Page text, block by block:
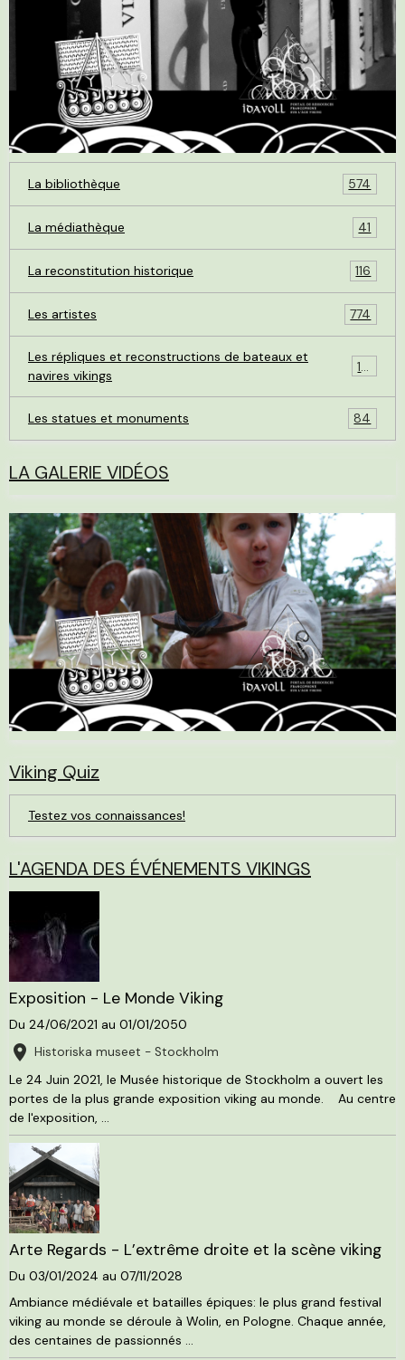
La bibliothèque 574
La médiathèque 41
La reconstitution historique 116
Les artistes 774
Les répliques et reconstructions de bateaux et
navires vikings
119
Les statues et monuments 84
LA GALERIE VIDÉOS
Viking Quiz
Testez vos connaissances!
L'AGENDA DES ÉVÉNEMENTS VIKINGS
Exposition - Le Monde Viking
Du 24/06/2021 au 01/01/2050
Historiska museet - Stockholm
Le 24 Juin 2021, le Musée historique de Stockholm a ouvert les
portes de la plus grande exposition viking au monde. Au centre
de l'exposition, ...
Arte Regards - L’extrême droite et la scène viking
Du 03/01/2024 au 07/11/2028
Ambiance médiévale et batailles épiques: le plus grand festival
viking au monde se déroule à Wolin, en Pologne. Chaque année,
des centaines de passionnés ...